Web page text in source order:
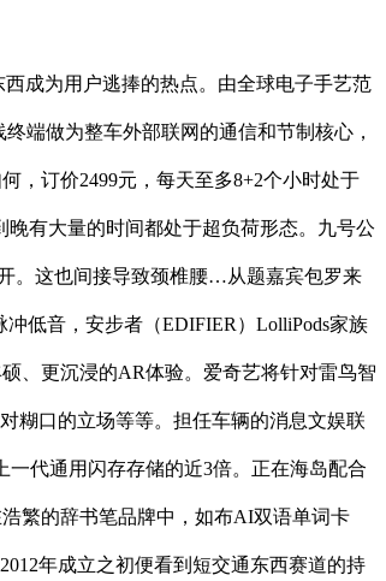
成为用户逃捧的热点。由全球电子手艺范
端做为整车外部联网的通信和节制核心，
，订价2499元，每天至多8+2个小时处于
有大量的时间都处于超负荷形态。九号公
。这也间接导致颈椎腰…从题嘉宾包罗来
低音，安步者（EDIFIER）LolliPods家族
、更沉浸的AR体验。爱奇艺将针对雷鸟智
糊口的立场等等。担任车辆的消息文娱联
代通用闪存存储的近3倍。正在海岛配合
繁的辞书笔品牌中，如布AI双语单词卡
年成立之初便看到短交通东西赛道的持